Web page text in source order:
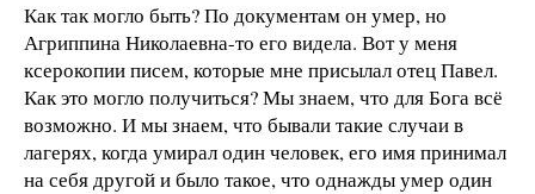
Как так могло быть? По документам он умер, но
Агриппина Николаевна-то его видела. Вот у меня
ксерокопии писем, которые мне присылал отец Павел.
Как это могло получиться? Мы знаем, что для Бога всё
возможно. И мы знаем, что бывали такие случаи в
лагерях, когда умирал один человек, его имя принимал
на себя другой и было такое, что однажды умер один